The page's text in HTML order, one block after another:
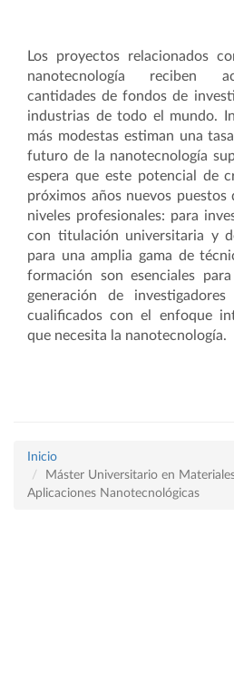
Los proyectos relacionados
nanotecnología reciben
cantidades de fondos de
industrias de todo el mundo.
más modestas estiman una
futuro de la nanotecnología
espera que este potencial de
próximos años nuevos
niveles profesionales: para
con titulación universitaria y
para una amplia gama de
formación son esenciales
generación de
cualificados con el enfoque
que necesita la nanotecnología.
Inicio
Máster Universitario en
Aplicaciones Nanotecnológicas